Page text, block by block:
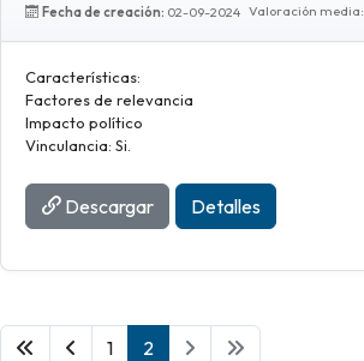
Fecha de creación: 02-09-2024 Valoración media:
Características:
Factores de relevancia
Impacto político
Vinculancia: Si.
Descargar Detalles
1 2